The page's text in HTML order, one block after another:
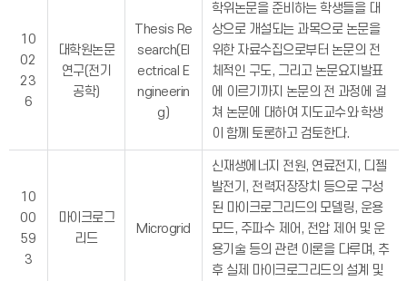
10
02
23
6
대학원논문
연구(전기
공학)
Thesis Re
search(El
ectrical E
ngineerin
g)
학위논문을 준비하는 학생들을 대
상으로 개설되는 과목으로 논문을
위한 자료수집으로부터 논문의 전
체적인 구도, 그리고 논문요지발표
에 이르기까지 논문의 전 과정에 걸
쳐 논문에 대하여 지도교수와 학생
이 함께 토론하고 검토한다.
10
00
59
3
마이크로그
리드
Microgrid
신재생에너지 전원, 연료전지, 디젤
발전기, 전력저장장치 등으로 구성
된 마이크로그리드의 모델링, 운용
모드, 주파수 제어, 전압 제어 및 운
용기술 등의 관련 이론을 다루며, 추
후 실제 마이크로그리드의 설계 및